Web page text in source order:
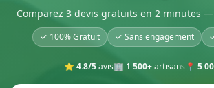
Comparez 3 devis gratuits en 2 minutes
✓ 100% Gratuit ✓ Sans engagement
⭐ 4.8/5avis🏢 1 500+artisans 📍 5